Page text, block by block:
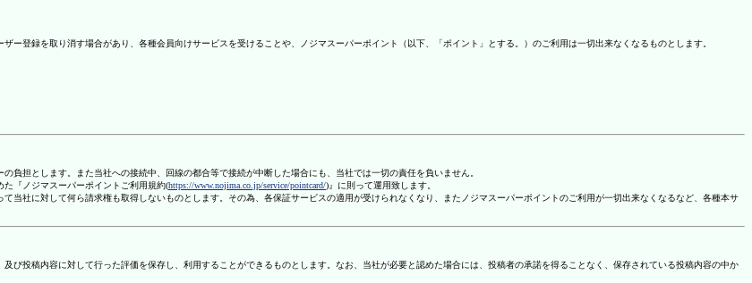
登録を取り消す場合があり、各種会員向けサービスを受けることや、ノジマスーパーポイント（以下、「ポイント」とする。）のご利用は一切出来なくなるものとします。
担とします。また当社への接続中、回線の都合等で接続が中断した場合にも、当社では一切の責任を負いません。
『ノジマスーパーポイントご利用規約(https://www.nojima.co.jp/service/pointcard/)』に則って運用致します。
当社に対して何ら請求権も取得しないものとします。その為、各保証サービスの適用が受けられなくなり、またノジマスーパーポイントのご利用が一切出来なくなるなど、各種本サ
び投稿内容に対して行った評価を保存し、利用することができるものとします。なお、当社が必要と認めた場合には、投稿者の承諾を得ることなく、保存されている投稿内容の中か